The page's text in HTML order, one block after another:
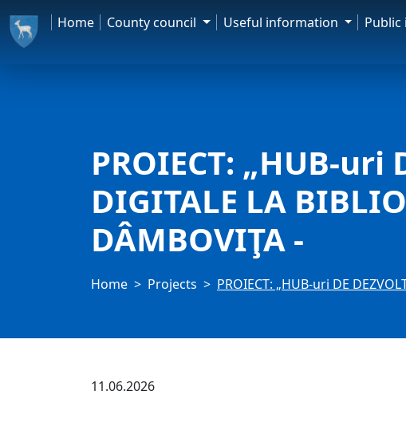
Home County council Useful information
PROIECT: „HUB-uri
DIGITALE LA
DÂMBOVIŢA -
Home Projects PROIECT: „HUB-uri DE
11.06.2026